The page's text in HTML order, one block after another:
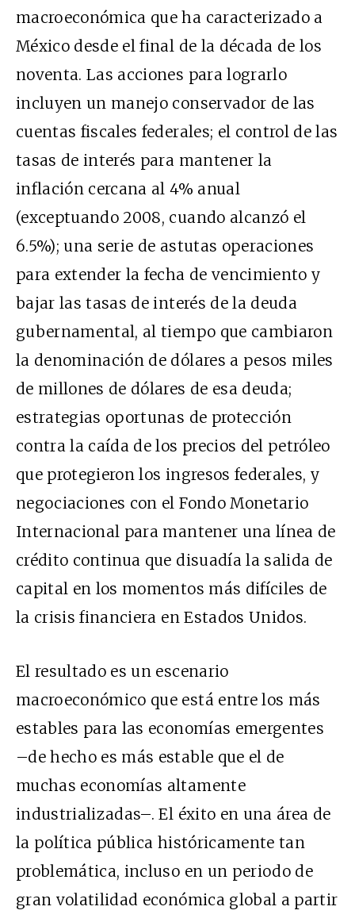
macroeconómica que ha caracterizado a
México desde el final de la década de los
noventa. Las acciones para lograrlo
incluyen un manejo conservador de las
cuentas fiscales federales; el control de las
tasas de interés para mantener la
inflación cercana al 4% anual
(exceptuando 2008, cuando alcanzó el
6.5%); una serie de astutas operaciones
para extender la fecha de vencimiento y
bajar las tasas de interés de la deuda
gubernamental, al tiempo que cambiaron
la denominación de dólares a pesos miles
de millones de dólares de esa deuda;
estrategias oportunas de protección
contra la caída de los precios del petróleo
que protegieron los ingresos federales, y
negociaciones con el Fondo Monetario
Internacional para mantener una línea de
crédito continua que disuadía la salida de
capital en los momentos más difíciles de
la crisis financiera en Estados Unidos.
El resultado es un escenario
macroeconómico que está entre los más
estables para las economías emergentes
–de hecho es más estable que el de
muchas economías altamente
industrializadas–. El éxito en una área de
la política pública históricamente tan
problemática, incluso en un periodo de
gran volatilidad económica global a partir